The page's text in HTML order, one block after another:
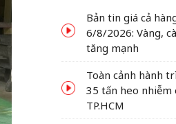
dầu thế giới bật
Bản tin giá cả
6/8/2026: Vàng,
tăng mạnh
Toàn cảnh hành
35 tấn heo nhiễm
TP.HCM